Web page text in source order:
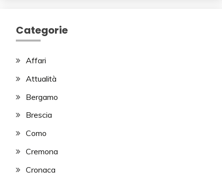
Categorie
Affari
Attualità
Bergamo
Brescia
Como
Cremona
Cronaca